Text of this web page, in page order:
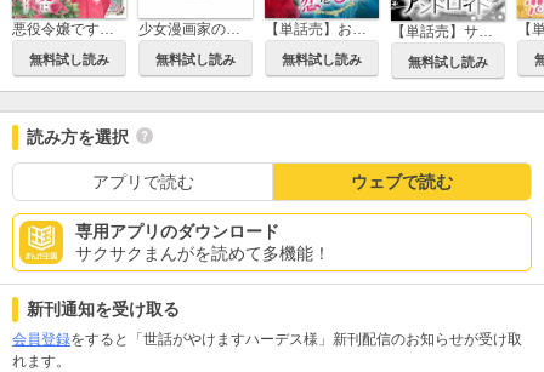
悪役令嬢ですが、一途な愛に今はとても幸せです！ ネクストFアンソロジー
無料試し読み
少女漫画家のミナモトさんがカミングアウトします。
無料試し読み
【単話売】おてんば娘はカンペキ王子に恋をした
無料試し読み
【単話売】サクライロアンドロイド
無料試し読み
読み方を選択
アプリで読む ウェブで読む
専用アプリのダウンロード
サクサクまんがを読めて多機能！
新刊通知を受け取る
会員登録をすると「世話がやけますハーデス様」新刊配信のお知らせが受け取
れます。